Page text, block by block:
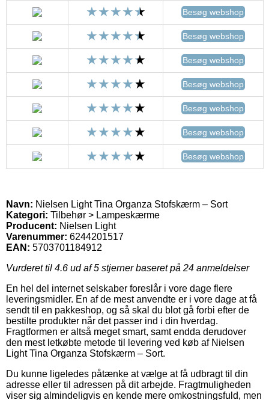
Besøg webshop
Besøg webshop
Besøg webshop
Besøg webshop
Besøg webshop
Besøg webshop
Besøg webshop
Navn: Nielsen Light Tina Organza Stofskærm – Sort
Kategori: Tilbehør > Lampeskærme
Producent: Nielsen Light
Varenummer: 6244201517
EAN: 5703701184912
Vurderet til 4.6 ud af 5 stjerner baseret på 24 anmeldelser
En hel del internet selskaber foreslår i vore dage flere
leveringsmidler. En af de mest anvendte er i vore dage at få
sendt til en pakkeshop, og så skal du blot gå forbi efter de
bestilte produkter når det passer ind i din hverdag.
Fragtformen er altså meget smart, samt endda derudover
den mest letkøbte metode til levering ved køb af Nielsen
Light Tina Organza Stofskærm – Sort.
Du kunne ligeledes påtænke at vælge at få udbragt til din
adresse eller til adressen på dit arbejde. Fragtmuligheden
viser sig almindeligvis en kende mere omkostningsfuld, men